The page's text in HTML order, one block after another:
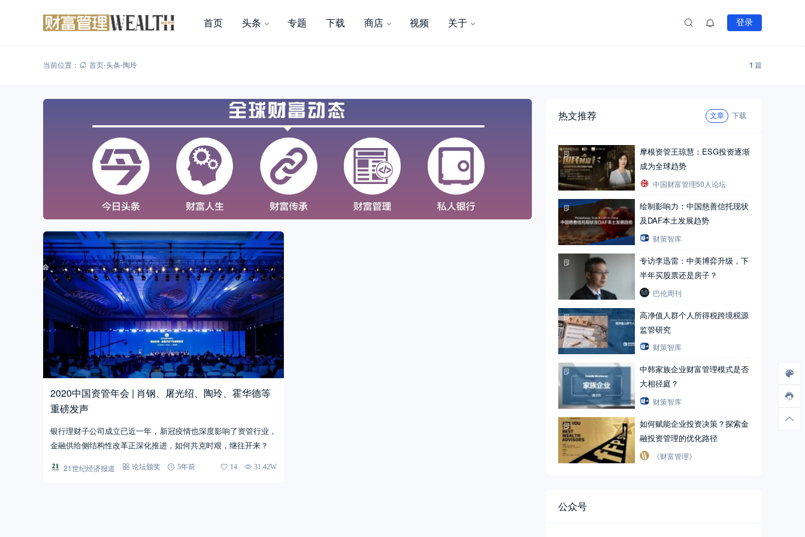
首页 头条 专题 下载 商店 视频 关于 登录
当前位置： 首页-头条-陶玲 1 篇
2020中国资管年会 | 肖钢、屠光绍、陶玲、霍华德等
重磅发声
银行理财子公司成立已近一年，新冠疫情也深度影响了资管行业，
金融供给侧结构性改革正深化推进，如何共克时艰，继往开来？
21世纪经济报道 论坛颁奖 5年前 14 31.42W
热文推荐 文章 下载
摩根资管王琼慧：ESG投资逐渐
成为全球趋势
中国财富管理50人论坛
绘制影响力：中国慈善信托现状
及DAF本土发展趋势
财策智库
专访李迅雷：中美博弈升级，下
半年买股票还是房子？
巴伦周刊
高净值人群个人所得税跨境税源
监管研究
财策智库
中韩家族企业财富管理模式是否
大相径庭？
财策智库
如何赋能企业投资决策？探索金
融投资管理的优化路径
《财富管理》
公众号